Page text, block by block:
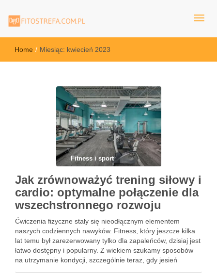
FitoStrefa.com.pl
Home / Miesiąc: kwiecień 2023
Fitness i sport
Jak zrównoważyć trening siłowy i
cardio: optymalne połączenie dla
wszechstronnego rozwoju
Ćwiczenia fizyczne stały się nieodłącznym elementem
naszych codziennych nawyków. Fitness, który jeszcze kilka
lat temu był zarezerwowany tylko dla zapaleńców, dzisiaj jest
łatwo dostępny i popularny. Z wiekiem szukamy sposobów
na utrzymanie kondycji, szczególnie teraz, gdy jesień